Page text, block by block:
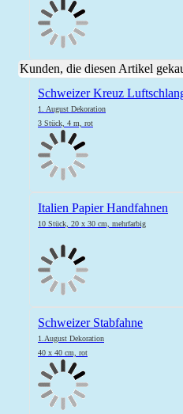
Kunden, die diesen Artikel
Schweizer Kreuz
1. August Dekoration
3 Stück, 4 m, rot
Italien Papier Handfahnen
10 Stück, 20 x 30 cm, mehrfarbig
Schweizer Stabfahne
1.August Dekoration
40 x 40 cm, rot